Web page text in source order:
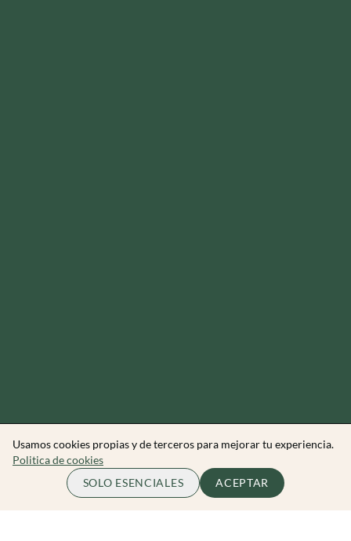
70.00 EUR COMPLETO
Usamos cookies propias y de terceros para mejorar tu experiencia.
Politica de cookies
SOLO ESENCIALES
ACEPTAR